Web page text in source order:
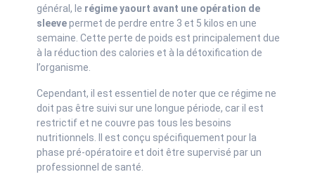
général, le régime yaourt avant une opération de
sleevepermet de perdre entre 3 et 5 kilos en une
semaine. Cette perte de poids est principalement due
à la réduction des calories et à la détoxification de
l’organisme.
Cependant, il est essentiel de noter que ce régime ne
doit pas être suivi sur une longue période, car il est
restrictif et ne couvre pas tous les besoins
nutritionnels. Il est conçu spécifiquement pour la
phase pré-opératoire et doit être supervisé par un
professionnel de santé.